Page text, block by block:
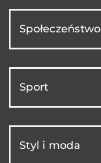
Społeczeństwo
Sport
Styl i moda